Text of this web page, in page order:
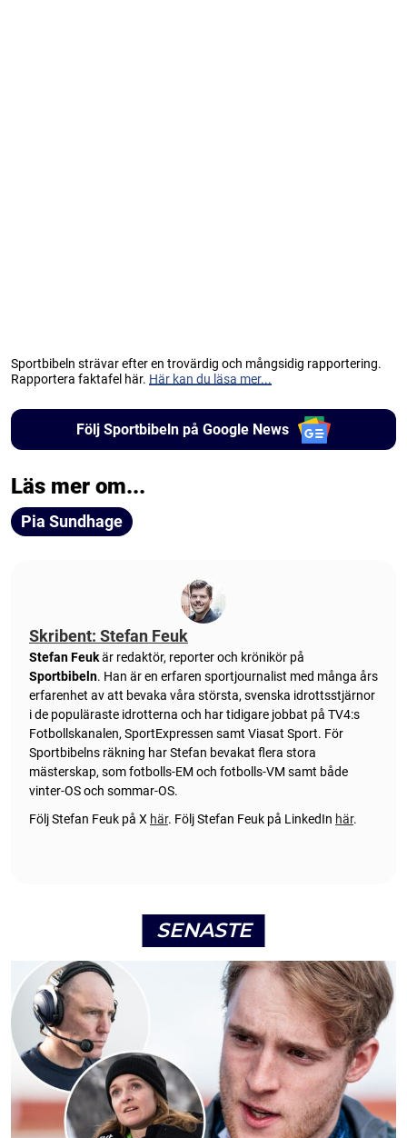
Sportbibeln strävar efter en trovärdig och mångsidig rapportering.
Rapportera faktafel här. Här kan du läsa mer...
Följ Sportbibeln på Google News
Läs mer om...
Pia Sundhage
Skribent: Stefan Feuk
Stefan Feukär redaktör, reporter och krönikör på
Sportbibeln. Han är en erfaren sportjournalist med många års
erfarenhet av att bevaka våra största, svenska idrottsstjärnor
i de populäraste idrotterna och har tidigare jobbat på TV4:s
Fotbollskanalen, SportExpressen samt Viasat Sport. För
Sportbibelns räkning har Stefan bevakat flera stora
mästerskap, som fotbolls-EM och fotbolls-VM samt både
vinter-OS och sommar-OS.
Följ Stefan Feuk på X här. Följ Stefan Feuk på LinkedIn här.
SENASTE